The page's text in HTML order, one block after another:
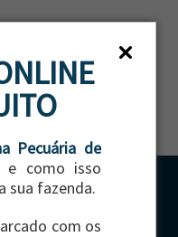
Pecuária de
e como isso
sua fazenda.
com os